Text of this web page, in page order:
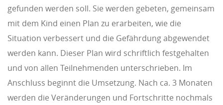
gefunden werden soll. Sie werden gebeten, gemeinsam
mit dem Kind einen Plan zu erarbeiten, wie die
Situation verbessert und die Gefährdung abgewendet
werden kann. Dieser Plan wird schriftlich festgehalten
und von allen Teilnehmenden unterschrieben. Im
Anschluss beginnt die Umsetzung. Nach ca. 3 Monaten
werden die Veränderungen und Fortschritte nochmals